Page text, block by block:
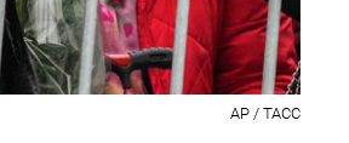
AP / ТАСС